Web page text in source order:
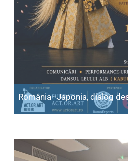
România–Japonia, dialog
Articol: România–Japonia,